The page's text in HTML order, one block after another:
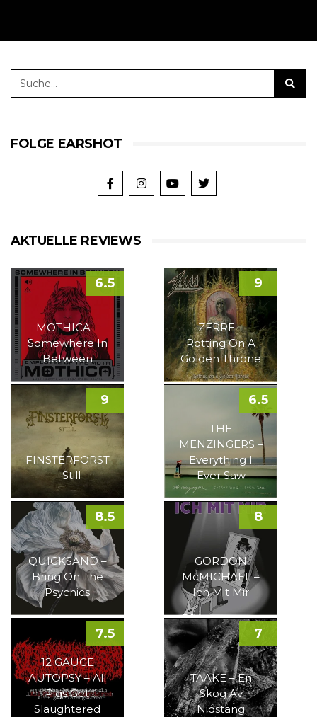
FOLGE EARSHOT
AKTUELLE REVIEWS
MOTHICA –
Somewhere In
Between
6.5
ZERRE –
Rotting On A
Golden Throne
9
FINSTERFORST
– Still
9
THE
MENZINGERS –
Everything I
Ever Saw
6.5
QUICKSAND –
Bring On The
Psychics
8.5
GORDON
McMICHAEL –
Ich Mit Mir
8
12 GAUGE
AUTOPSY – All
Pigs Get
Slaughtered
7.5
TAAKE – En
Skog Av
Nidstang
7